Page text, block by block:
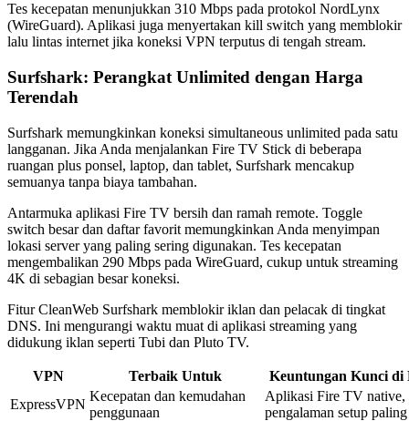
Tes kecepatan menunjukkan 310 Mbps pada protokol NordLynx
(WireGuard). Aplikasi juga menyertakan kill switch yang memblokir
lalu lintas internet jika koneksi VPN terputus di tengah stream.
Surfshark: Perangkat Unlimited dengan Harga
Terendah
Surfshark memungkinkan koneksi simultaneous unlimited pada satu
langganan. Jika Anda menjalankan Fire TV Stick di beberapa
ruangan plus ponsel, laptop, dan tablet, Surfshark mencakup
semuanya tanpa biaya tambahan.
Antarmuka aplikasi Fire TV bersih dan ramah remote. Toggle
switch besar dan daftar favorit memungkinkan Anda menyimpan
lokasi server yang paling sering digunakan. Tes kecepatan
mengembalikan 290 Mbps pada WireGuard, cukup untuk streaming
4K di sebagian besar koneksi.
Fitur CleanWeb Surfshark memblokir iklan dan pelacak di tingkat
DNS. Ini mengurangi waktu muat di aplikasi streaming yang
didukung iklan seperti Tubi dan Pluto TV.
VPN Terbaik Untuk
Keuntungan Kunci di
ExpressVPN
Kecepatan dan kemudahan
penggunaan
Aplikasi Fire TV native,
pengalaman setup